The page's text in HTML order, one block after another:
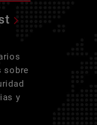
sobre
y